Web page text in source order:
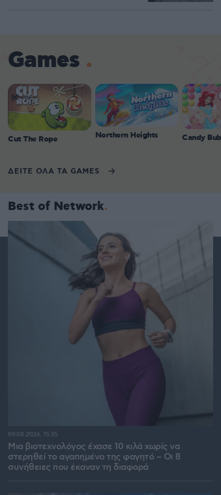
Games
Cut The Rope Northern Heights Candy
ΔΕΙΤΕ ΟΛΑ ΤΑ GAMES
Best of Network
Μια βιοτεχνολόγος έχασε 10 κιλά χωρίς να
στερηθεί το αγαπημένο της φαγητό – Οι 8
συνήθειες που έκαναν τη διαφορά
09.08.2026, 15:35